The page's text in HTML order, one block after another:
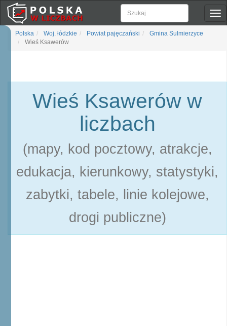
Polska Woj. łódzkie Powiat pajęczański
Gmina Sulmierzyce
Wieś Ksawerów
Wieś Ksawerów w
liczbach
(mapy, kod pocztowy, atrakcje,
edukacja, kierunkowy, statystyki,
zabytki, tabele, linie kolejowe,
drogi publiczne)